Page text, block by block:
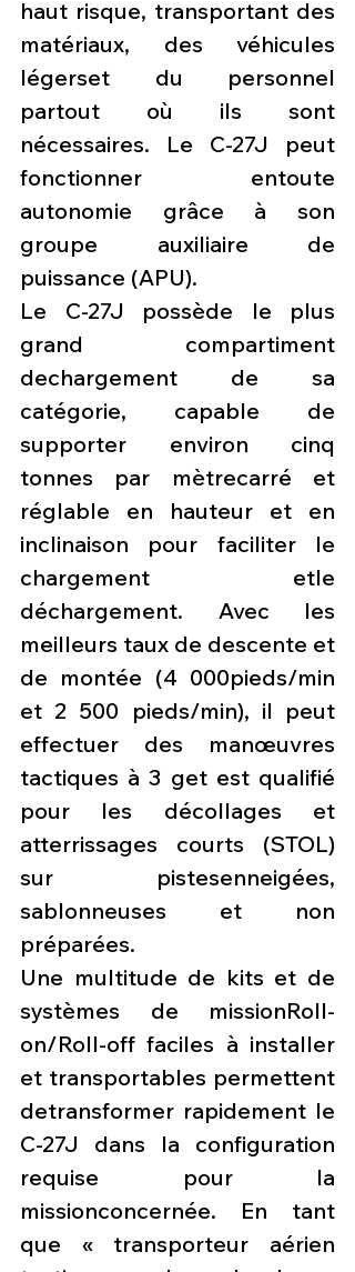
haut risque, transportant des
matériaux, des véhicules
légerset du personnel
partout où ils sont
nécessaires. Le C-27J peut
fonctionner entoute
autonomie grâce à son
groupe auxiliaire de
puissance (APU).
Le C-27J possède le plus
grand compartiment
dechargement de sa
catégorie, capable de
supporter environ cinq
tonnes par mètrecarré et
réglable en hauteur et en
inclinaison pour faciliter le
chargement etle
déchargement. Avec les
meilleurs taux de descente et
de montée (4 000pieds/min
et 2 500 pieds/min), il peut
effectuer des manœuvres
tactiques à 3 get est qualifié
pour les décollages et
atterrissages courts (STOL)
sur pistesenneigées,
sablonneuses et non
préparées.
Une multitude de kits et de
systèmes de missionRoll-
on/Roll-off faciles à installer
et transportables permettent
detransformer rapidement le
C-27J dans la configuration
requise pour la
missionconcernée. En tant
que « transporteur aérien